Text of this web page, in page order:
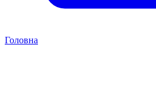
Головна